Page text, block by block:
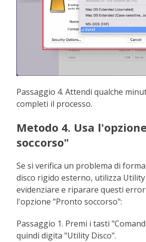
Passaggio 4. Attendi qualche
completi il processo.
Metodo 4. Usa
soccorso"
Se si verifica un problema di
disco rigido esterno, utilizza
evidenziare e riparare questi
l'opzione "Pronto soccorso":
Passaggio 1. Premi i tasti
quindi digita "Utility Disco".